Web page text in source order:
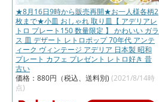
★8月16日9時から販売再開★お一人様各柄2
枚まで★小皿 おしゃれ 取り皿【 アデリアレ
トロ プレート150 数量限定 】 かわいい ガラ
ス 皿 デザート レトロポップ 70年代 アンテ
ィーク ヴィンテージ アデリア 日本製 昭和
プレート カフェ プレゼント レトロ好き 昔
古い
価格：880円（税込、送料別) (2021/8/14時
点)